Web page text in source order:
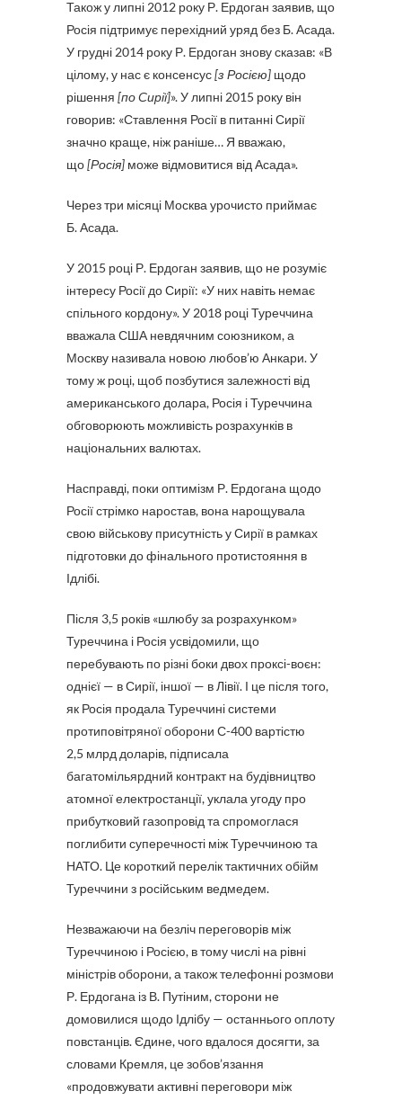
Також у липні 2012 року Р. Ердоган заявив, що
Росія підтримує перехідний уряд без Б. Асада.
У грудні 2014 року Р. Ердоган знову сказав: «В
цілому, у нас є консенсус[з Росією] щодо
рішення [по Сирії]». У липні 2015 року він
говорив: «Ставлення Росії в питанні Сирії
значно краще, ніж раніше… Я вважаю,
що[Росія] може відмовитися від Асада».
Через три місяці Москва урочисто приймає
Б. Асада.
У 2015 році Р. Ердоган заявив, що не розуміє
інтересу Росії до Сирії: «У них навіть немає
спільного кордону». У 2018 році Туреччина
вважала США невдячним союзником, а
Москву називала новою любов’ю Анкари. У
тому ж році, щоб позбутися залежності від
американського долара, Росія і Туреччина
обговорюють можливість розрахунків в
національних валютах.
Насправді, поки оптимізм Р. Ердогана щодо
Росії стрімко наростав, вона нарощувала
свою військову присутність у Сирії в рамках
підготовки до фінального протистояння в
Ідлібі.
Після 3,5 років «шлюбу за розрахунком»
Туреччина і Росія усвідомили, що
перебувають по різні боки двох проксі-воєн:
однієї — в Сирії, іншої — в Лівії. І це після того,
як Росія продала Туреччині системи
протиповітряної оборони С-400 вартістю
2,5 млрд доларів, підписала
багатомільярдний контракт на будівництво
атомної електростанції, уклала угоду про
прибутковий газопровід та спромоглася
поглибити суперечності між Туреччиною та
НАТО. Це короткий перелік тактичних обійм
Туреччини з російським ведмедем.
Незважаючи на безліч переговорів між
Туреччиною і Росією, в тому числі на рівні
міністрів оборони, а також телефонні розмови
Р. Ердогана із В. Путіним, сторони не
домовилися щодо Ідлібу — останнього оплоту
повстанців. Єдине, чого вдалося досягти, за
словами Кремля, це зобов’язання
«продовжувати активні переговори між